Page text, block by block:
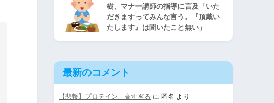
樹、マナー講師の指導に言及「いた
だきますってみんな言う。『頂戴い
たします』は聞いたこと無い」
最新のコメント
【悲報】プロテイン、高すぎる に 匿名 より